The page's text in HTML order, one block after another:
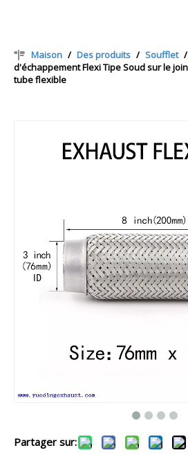
Maison / Des produits / Soufflet /
d'échappement Flexi Tipe Soud sur le
tube flexible
Partager sur: